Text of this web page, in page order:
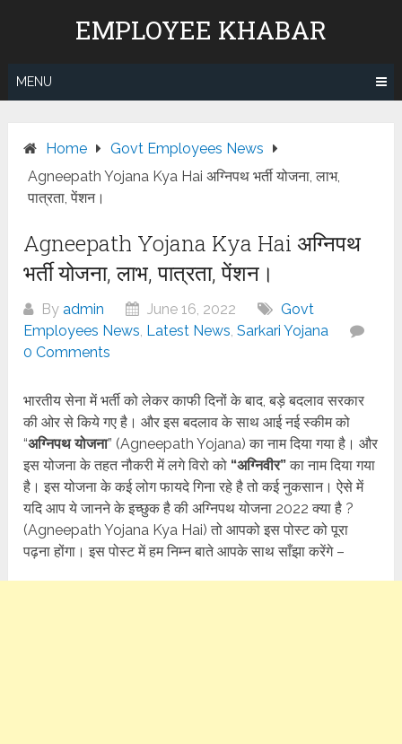
EMPLOYEE KHABAR
MENU
Home
Govt Employees News
Agneepath Yojana Kya Hai अग्निपथ भर्ती योजना, लाभ,
पात्रता, पेंशन।
Agneepath Yojana Kya Hai अग्निपथ
भर्ती योजना, लाभ, पात्रता, पेंशन।
Byadmin June 16, 2022
Govt
Employees News, Latest News,Sarkari Yojana
0 Comments
भारतीय सेना में भर्ती को लेकर काफी दिनों के बाद, बड़े बदलाव सरकार
की ओर से किये गए है। और इस बदलाव के साथ आई नई स्कीम को
“अग्निपथ योजना” (Agneepath Yojana) का नाम दिया गया है। और
इस योजना के तहत नौकरी में लगे विरो को “अग्निवीर”का नाम दिया गया
है। इस योजना के कई लोग फायदे गिना रहे है तो कई नुकसान। ऐसे में
यदि आप ये जानने के इच्छुक है की अग्निपथ योजना 2022 क्या है ?
(Agneepath Yojana Kya Hai) तो आपको इस पोस्ट को पूरा
पढ़ना होंगा। इस पोस्ट में हम निम्न बाते आपके साथ साँझा करेंगे –